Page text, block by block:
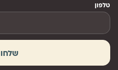
טלפון
שלחו